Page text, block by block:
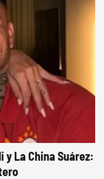
y La China Suárez: